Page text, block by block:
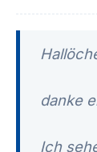
danke
Ich